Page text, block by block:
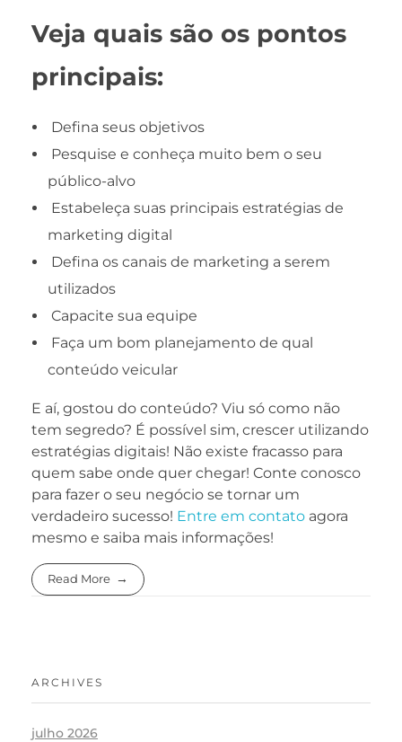
Veja quais são os pontos
principais:
Defina seus objetivos
Pesquise e conheça muito bem o seu
público-alvo
Estabeleça suas principais estratégias de
marketing digital
Defina os canais de marketing a serem
utilizados
Capacite sua equipe
Faça um bom planejamento de qual
conteúdo veicular
E aí, gostou do conteúdo? Viu só como não
tem segredo? É possível sim, crescer utilizando
estratégias digitais! Não existe fracasso para
quem sabe onde quer chegar! Conte conosco
para fazer o seu negócio se tornar um
verdadeiro sucesso! Entre em contato agora
mesmo e saiba mais informações!
Read More
ARCHIVES
julho 2026